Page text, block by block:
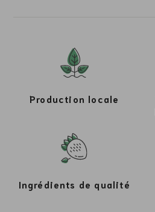
Production locale
Ingrédients de qualité